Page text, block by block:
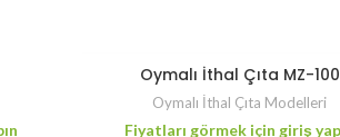
Oymalı İthal Çıta MZ-100
Oymalı İthal Çıta Modelleri